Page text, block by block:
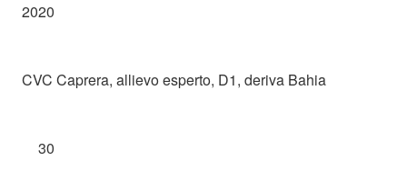
2020
CVC Caprera, allievo esperto, D1, deriva Bahia
30